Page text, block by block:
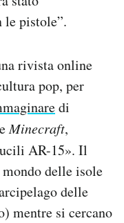
le pistole”.
rivista online
pop, per
di
Minecraft,
AR-15». Il
delle isole
delle
mentre si cercano